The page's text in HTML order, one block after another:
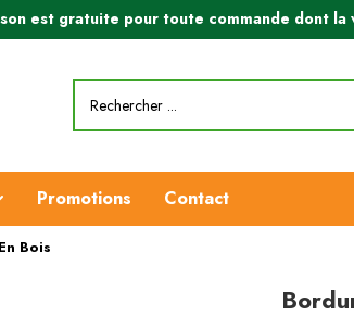
est gratuite pour toute commande dont
Promotions Contact
Bois